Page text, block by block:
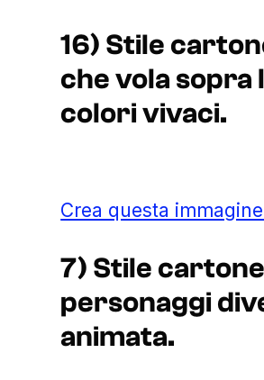
16) Stile
che vola sopra
colori vivaci.
Crea questa
7) Stile
personaggi
animata.